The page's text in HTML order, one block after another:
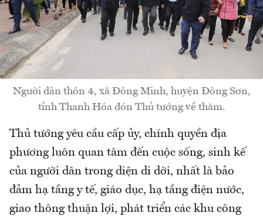
Người dân thôn 4, xã Đông Minh, huyện Đông Sơn,
tỉnh Thanh Hóa đón Thủ tướng về thăm.
Thủ tướng yêu cầu cấp ủy, chính quyền địa
phương luôn quan tâm đến cuộc sống, sinh kế
của người dân trong diện di dời, nhất là bảo
đảm hạ tầng y tế, giáo dục, hạ tầng điện nước,
giao thông thuận lợi, phát triển các khu công